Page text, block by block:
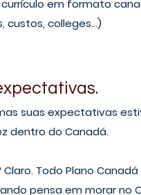
em formato
custos, colleges...)
suas expectativas
dentro do Canadá.
Claro. Todo Plano
pensa em morar no